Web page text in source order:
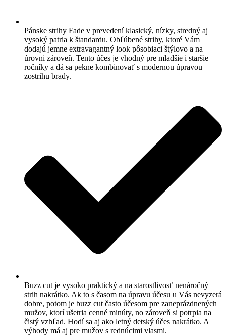
Pánske strihy Fade v prevedení klasický, nízky, stredný aj
vysoký patria k štandardu. Obľúbené strihy, ktoré Vám
dodajú jemne extravagantný look pôsobiaci štýlovo a na
úrovni zároveň. Tento účes je vhodný pre mladšie i staršie
ročníky a dá sa pekne kombinovať s modernou úpravou
zostrihu brady.
Buzz cut je vysoko praktický a na starostlivosť nenáročný
strih nakrátko. Ak to s časom na úpravu účesu u Vás nevyzerá
dobre, potom je buzz cut často účesom pre zaneprázdnených
mužov, ktorí ušetria cenné minúty, no zároveň si potrpia na
čistý vzhľad. Hodí sa aj ako letný detský účes nakrátko. A
výhody má aj pre mužov s rednúcimi vlasmi.